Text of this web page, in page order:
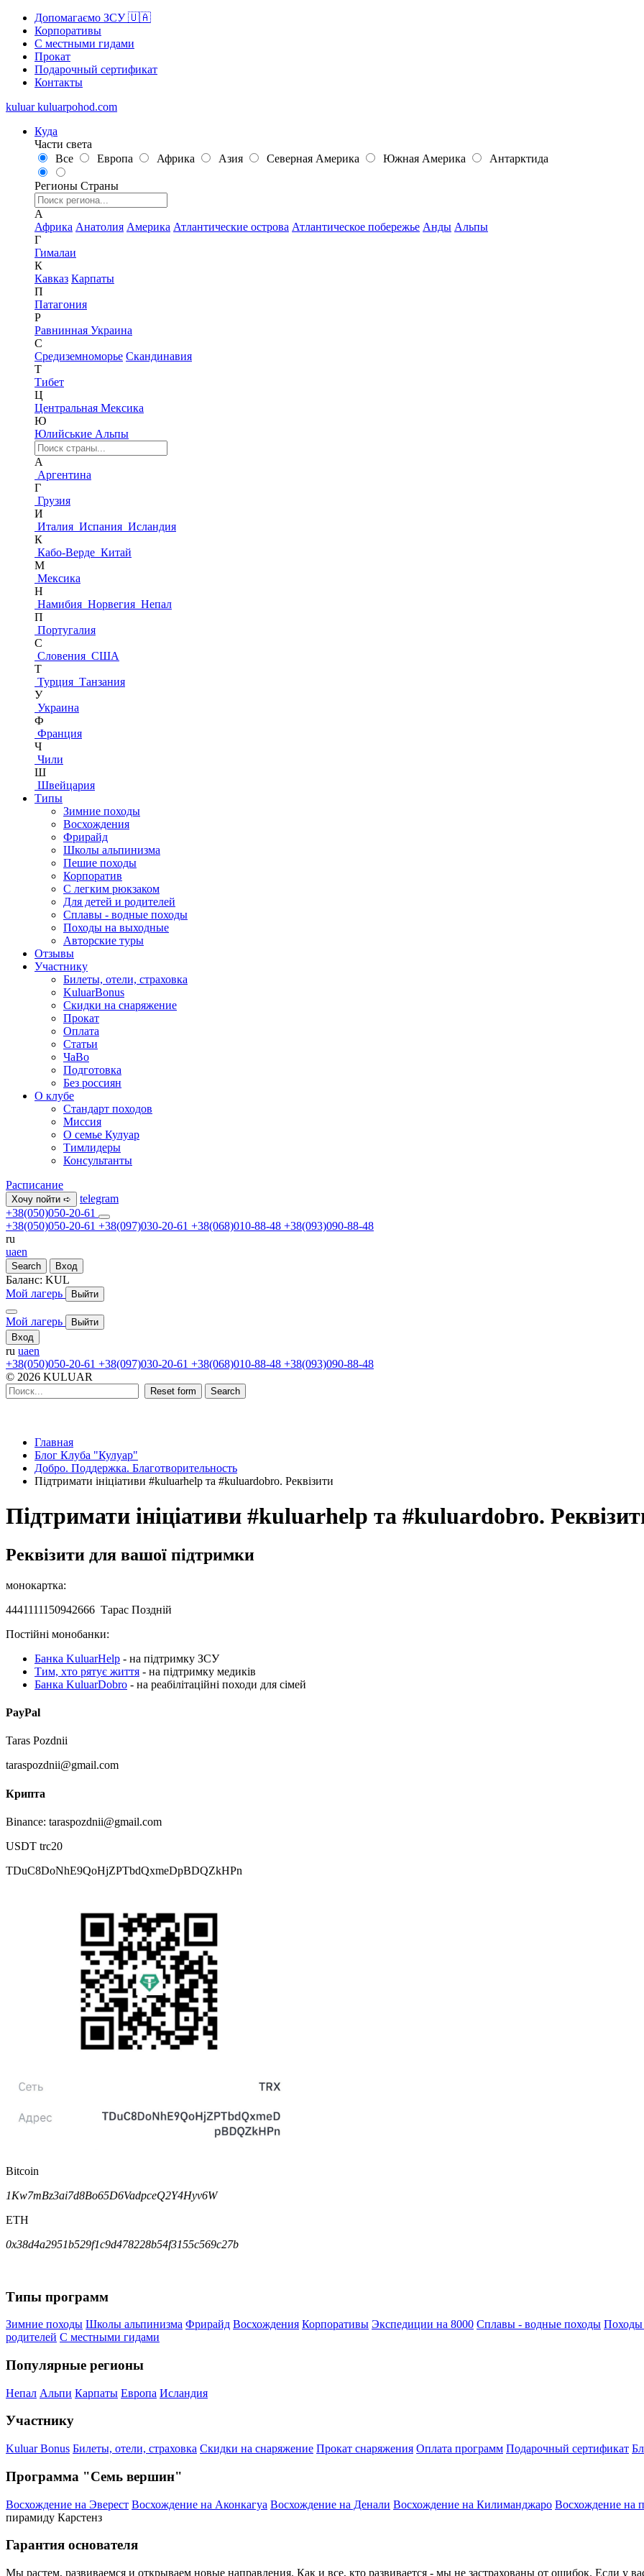
Допомагаємо ЗСУ 🇺🇦
Корпоративы
С местными гидами
Прокат
Подарочный сертификат
Контакты
kuluar kuluarpohod.com
Куда
Части света
Все
Европа Африка Азия Северная Америка Южная Америка Антарктида
Регионы Страны
А
Африка Анатолия Америка Атлантические острова Атлантическое побережье Анды Альпы
Г
Гималаи
К
Кавказ Карпаты
П
Патагония
Р
Равнинная Украина
С
Средиземноморье Скандинавия
Т
Тибет
Ц
Центральная Мексика
Ю
Юлийськие Альпы
А
Аргентина
Г
Грузия
И
Италия Испания Исландия
К
Кабо-Верде Китай
М
Мексика
Н
Намибия Норвегия Непал
П
Португалия
С
Словения США
Т
Турция Танзания
У
Украина
Ф
Франция
Ч
Чили
Ш
Швейцария
Типы
Зимние походы
Восхождения
Фрирайд
Школы альпинизма
Пешие походы
Корпоратив
С легким рюкзаком
Для детей и родителей
Сплавы - водные походы
Походы на выходные
Авторские туры
Отзывы
Участнику
Билеты, отели, страховка
KuluarBonus
Скидки на снаряжение
Прокат
Оплата
Статьи
ЧаВо
Подготовка
Без россиян
О клубе
Стандарт походов
Миссия
О семье Кулуар
Тимлидеры
Консультанты
Расписание
Хочу пойти ➪
telegram
+38(050)050-20-61
+38(050)050-20-61 +38(097)030-20-61 +38(068)010-88-48 +38(093)090-88-48
ru
uaen
Search Вход
Баланс: KUL
Мой лагерь
Выйти
Мой лагерь
Выйти
Вход
ru uaen
+38(050)050-20-61 +38(097)030-20-61 +38(068)010-88-48 +38(093)090-88-48
© 2026 KULUAR
Reset form Search
Главная
Блог Клуба "Кулуар"
Добро. Поддержка. Благотворительность
Підтримати ініціативи #kuluarhelp та #kuluardobro. Реквізити
Підтримати ініціативи #kuluarhelp та #kuluardobro.
Реквізити для вашої підтримки
монокартка:
4441111150942666 Тарас Поздній
Постійні монобанки:
Банка KuluarHelp - на підтримку ЗСУ
Тим, хто рятує життя - на підтримку медиків
Банка KuluarDobro - на реабілітаційні походи для сімей
PayPal
Taras Pozdnii
taraspozdnii@gmail.com
Крипта
Binance: taraspozdnii@gmail.com
USDT trc20
TDuC8DoNhE9QoHjZPTbdQxmeDpBDQZkHPn
Bitcoin
1Kw7mBz3ai7d8Bo65D6VadpceQ2Y4Hyv6W
ETH
0x38d4a2951b529f1c9d478228b54f3155c569c27b
Типы программ
Зимние походы Школы альпинизма Фрирайд Восхождения Корпоративы Экспедиции на 8000 Сплавы - водные походы Походы
родителей С местными гидами
Популярные регионы
Непал Альпи Карпаты Европа Исландия
Участнику
Kuluar Bonus Билеты, отели, страховка Скидки на снаряжение Прокат снаряжения Оплата программ Подарочный сертификат
Программа "Семь вершин"
Восхождение на Эверест Восхождение на Аконкагуа Восхождение на Денали Восхождение на Килиманджаро Восхождение на
пирамиду Карстенз
Гарантия основателя
Мы растем, развиваемся и открываем новые направления. Как и все, кто развивается - мы не застрахованы от ошибок. Если у